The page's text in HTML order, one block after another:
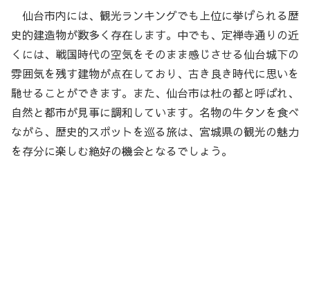
仙台市内には、観光ランキングでも上位に挙げられる歴
史的建造物が数多く存在します。中でも、定禅寺通りの近
くには、戦国時代の空気をそのまま感じさせる仙台城下の
雰囲気を残す建物が点在しており、古き良き時代に思いを
馳せることができます。また、仙台市は杜の都と呼ばれ、
自然と都市が見事に調和しています。名物の牛タンを食べ
ながら、歴史的スポットを巡る旅は、宮城県の観光の魅力
を存分に楽しむ絶好の機会となるでしょう。